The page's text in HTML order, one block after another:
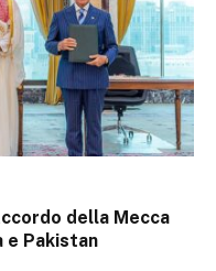
della Mecca
e Pakistan